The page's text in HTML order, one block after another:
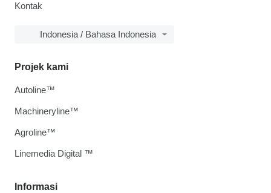
Kontak
Indonesia / Bahasa Indonesia
Informasi
Projek kami
Autoline™
Machineryline™
Agroline™
Linemedia Digital ™